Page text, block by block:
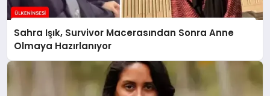
Sahra Işık, Survivor Macerasından Sonra Anne
Olmaya Hazırlanıyor